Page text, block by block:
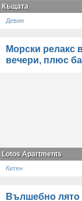
Къщата
Девин
Морски релакс
вечери, плюс
Lotos Apartments
Китен
Вълшебно лято